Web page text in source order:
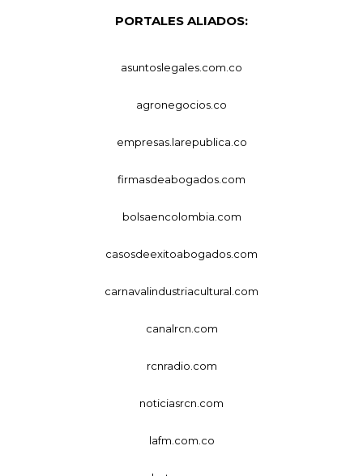
PORTALES ALIADOS:
asuntoslegales.com.co
agronegocios.co
empresas.larepublica.co
firmasdeabogados.com
bolsaencolombia.com
casosdeexitoabogados.com
carnavalindustriacultural.com
canalrcn.com
rcnradio.com
noticiasrcn.com
lafm.com.co